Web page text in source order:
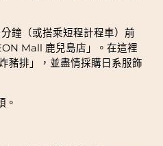
鐘（或搭乘短程計程車）前
Mall 鹿兒島店」。在這裡
豬排」，並盡情採購日系服飾
。